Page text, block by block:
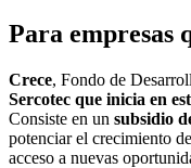
Para empresas
Crece, Fondo de
Sercotec que inicia en
Consiste en un subsidio
potenciar el crecimiento
acceso a nuevas